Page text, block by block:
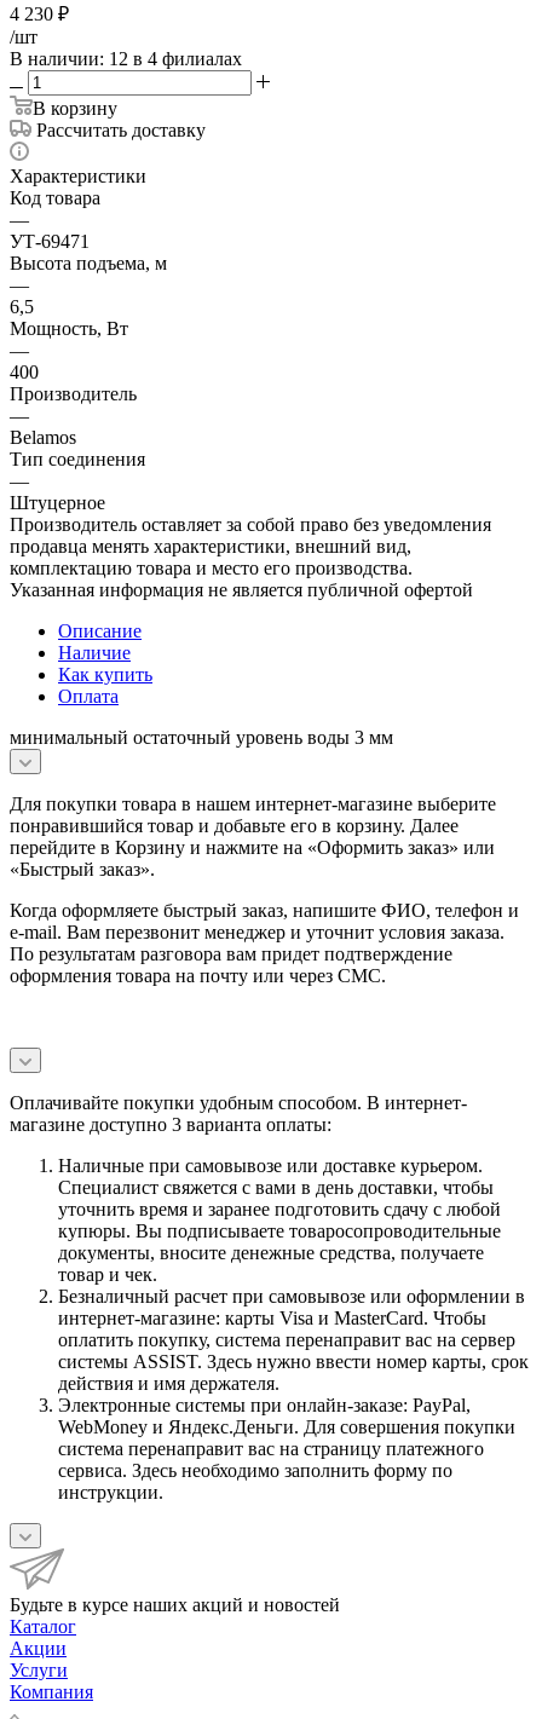
4 230 ₽
/шт
В наличии: 12 в 4 филиалах
В корзину
Рассчитать доставку
Характеристики
Код товара
—
УТ-69471
Высота подъема, м
—
6,5
Мощность, Вт
—
400
Производитель
—
Belamos
Тип соединения
—
Штуцерное
Производитель оставляет за собой право без уведомления
продавца менять характеристики, внешний вид,
комплектацию товара и место его производства.
Указанная информация не является публичной офертой
Описание
Наличие
Как купить
Оплата
минимальный остаточный уровень воды 3 мм
Для покупки товара в нашем интернет-магазине выберите
понравившийся товар и добавьте его в корзину. Далее
перейдите в Корзину и нажмите на «Оформить заказ» или
«Быстрый заказ».
Когда оформляете быстрый заказ, напишите ФИО, телефон и
e-mail. Вам перезвонит менеджер и уточнит условия заказа.
По результатам разговора вам придет подтверждение
оформления товара на почту или через СМС.
Оплачивайте покупки удобным способом. В интернет-
магазине доступно 3 варианта оплаты:
Наличные при самовывозе или доставке курьером.
Специалист свяжется с вами в день доставки, чтобы
уточнить время и заранее подготовить сдачу с любой
купюры. Вы подписываете товаросопроводительные
документы, вносите денежные средства, получаете
товар и чек.
Безналичный расчет при самовывозе или оформлении в
интернет-магазине: карты Visa и MasterCard. Чтобы
оплатить покупку, система перенаправит вас на сервер
системы ASSIST. Здесь нужно ввести номер карты, срок
действия и имя держателя.
Электронные системы при онлайн-заказе: PayPal,
WebMoney и Яндекс.Деньги. Для совершения покупки
система перенаправит вас на страницу платежного
сервиса. Здесь необходимо заполнить форму по
инструкции.
Будьте в курсе наших акций и новостей
Каталог
Акции
Услуги
Компания